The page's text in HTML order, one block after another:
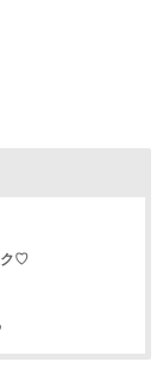
ク♡